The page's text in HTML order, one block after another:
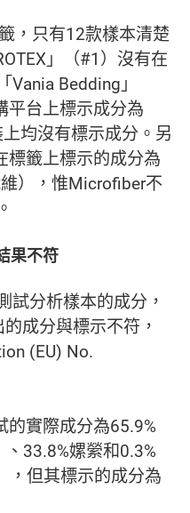
，只有12款樣本清楚
」（#1）沒有在
Bedding」
平台上標示成分為
均沒有標示成分。另
籤上標示的成分為
），惟Microfiber不
果不符
試分析樣本的成分，
成分與標示不符，
(EU) No.
的實際成分為65.9%
33.8%嫘縈和0.3%
，但其標示的成分為